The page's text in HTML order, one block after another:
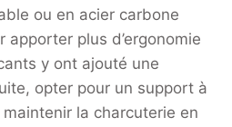
ou en acier carbone
apporter plus d’ergonomie
y ont ajouté une
opter pour un support à
la charcuterie en